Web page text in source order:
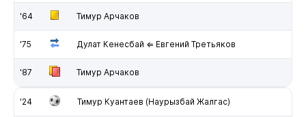
'64 Тимур Арчаков
'75 Дулат Кенесбай ⇐ Евгений Третьяков
'87 Тимур Арчаков
'24 Тимур Куантаев (Наурызбай Жалгас)